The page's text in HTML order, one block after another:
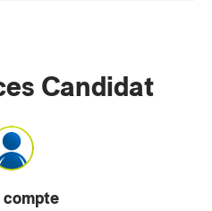
Candidat